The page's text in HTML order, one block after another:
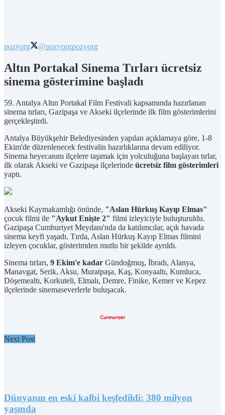
pozyorg @pozyorgpozyorg
Altın Portakal Sinema Tırları ücretsiz
sinema gösterimine başladı
59. Antalya Altın Portakal Film Festivali kapsamında hazırlanan
sinema tırları, Gazipaşa ve Akseki ilçelerinde ilk film gösterimlerini
gerçekleştirdi.
Antalya Büyükşehir Belediyesinden yapılan açıklamaya göre, 1-8
Ekim'de düzenlenecek festivalin hazırlıklarına devam ediliyor.
Sinema heyecanını ilçelere taşımak için yolculuğuna başlayan tırlar,
ilk olarak Akseki ve Gazipaşa ilçelerinde ücretsiz film gösterimleri
yaptı.
Akseki Kaymakamlığı önünde, "Aslan Hürkuş Kayıp Elmas"
çocuk filmi ile "Aykut Enişte 2" filmi izleyiciyle buluşturuldu.
Gazipaşa Cumhuriyet Meydanı'nda da katılımcılar, açık havada
sinema keyfi yaşadı. Tırda, Aslan Hürkuş Kayıp Elmas filmini
izleyen çocuklar, gösterimden mutlu bir şekilde ayrıldı.
Sinema tırları, 9 Ekim'e kadar Gündoğmuş, İbradı, Alanya,
Manavgat, Serik, Aksu, Muratpaşa, Kaş, Konyaaltı, Kumluca,
Döşemealtı, Korkuteli, Elmalı, Demre, Finike, Kemer ve Kepez
ilçelerinde sinemaseverlerle buluşacak.
Next Post
Dünyanın en eski kalbi keşfedildi: 380 milyon
yaşında